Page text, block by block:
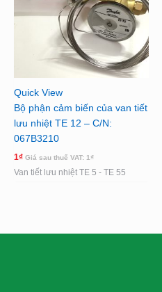
Quick View
Bộ phận cảm biến của van tiết
lưu nhiệt TE 12 – C/N:
067B3210
1₫ Giá sau thuế VAT: 1₫
Van tiết lưu nhiệt TE 5 - TE 55